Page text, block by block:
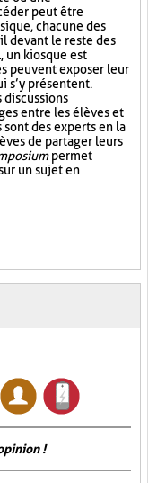
peut être
chacune des
devant le reste des
un kiosque est
peuvent exposer leur
s’y présentent.
discussions
entre les élèves et
des experts en la
de partager leurs
permet
un sujet en
!